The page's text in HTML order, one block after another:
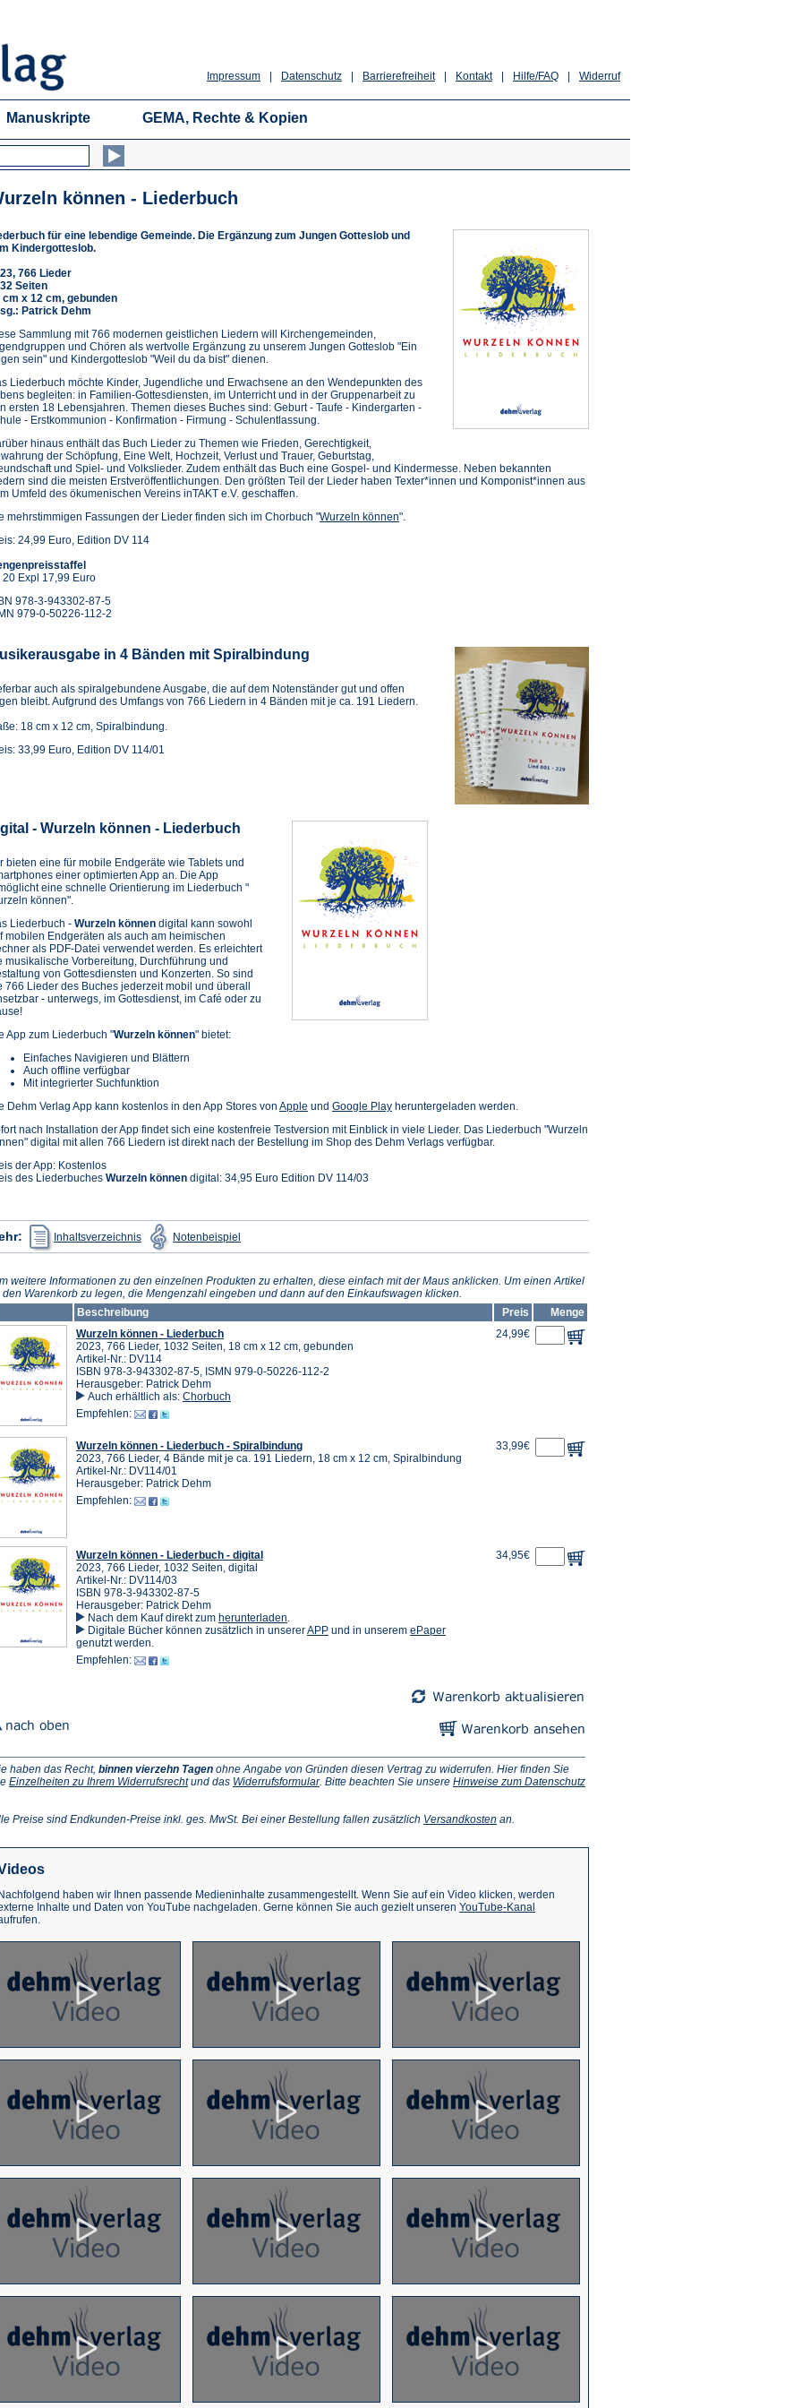
Widerruf
Hilfe/FAQ
Kontakt
Barrierefreiheit
Datenschutz
Impressum
Manuskripte GEMA, Rechte & Kopien
können - Liederbuch
für eine lebendige Gemeinde. Die Ergänzung zum Jungen Gotteslob und
Kindergotteslob.
766 Lieder
Seiten
cm x 12 cm, gebunden
Patrick Dehm
Sammlung mit 766 modernen geistlichen Liedern will Kirchengemeinden,
und Chören als wertvolle Ergänzung zu unserem Jungen Gotteslob "Ein
sein" und Kindergotteslob "Weil du da bist" dienen.
Liederbuch möchte Kinder, Jugendliche und Erwachsene an den Wendepunkten des
begleiten: in Familien-Gottesdiensten, im Unterricht und in der Gruppenarbeit zu
ersten 18 Lebensjahren. Themen dieses Buches sind: Geburt - Taufe - Kindergarten -
- Erstkommunion - Konfirmation - Firmung - Schulentlassung.
hinaus enthält das Buch Lieder zu Themen wie Frieden, Gerechtigkeit,
der Schöpfung, Eine Welt, Hochzeit, Verlust und Trauer, Geburtstag,
und Spiel- und Volkslieder. Zudem enthält das Buch eine Gospel- und Kindermesse. Neben bekannten
sind die meisten Erstveröffentlichungen. Den größten Teil der Lieder haben Texter*innen und Komponist*innen aus
Umfeld des ökumenischen Vereins inTAKT e.V. geschaffen.
mehrstimmigen Fassungen der Lieder finden sich im Chorbuch "Wurzeln können".
24,99 Euro, Edition DV 114
20 Expl 17,99 Euro
978-3-943302-87-5
979-0-50226-112-2
in 4 Bänden mit Spiralbindung
auch als spiralgebundene Ausgabe, die auf dem Notenständer gut und offen
bleibt. Aufgrund des Umfangs von 766 Liedern in 4 Bänden mit je ca. 191 Liedern.
18 cm x 12 cm, Spiralbindung.
33,99 Euro, Edition DV 114/01
- Wurzeln können - Liederbuch
bieten eine für mobile Endgeräte wie Tablets und
einer optimierten App an. Die App
eine schnelle Orientierung im Liederbuch "
können".
Liederbuch - Wurzeln können digital kann sowohl
mobilen Endgeräten als auch am heimischen
als PDF-Datei verwendet werden. Es erleichtert
musikalische Vorbereitung, Durchführung und
von Gottesdiensten und Konzerten. So sind
766 Lieder des Buches jederzeit mobil und überall
- unterwegs, im Gottesdienst, im Café oder zu
App zum Liederbuch "Wurzeln können" bietet:
Einfaches Navigieren und Blättern
Auch offline verfügbar
Mit integrierter Suchfunktion
Dehm Verlag App kann kostenlos in den App Stores von Apple (Öffnet
einem
neuen
und Google Play(Öffnet
einem
neuen
heruntergeladen werden.
nach Installation der App findet sich eine kostenfreie Testversion mit Einblick in viele Lieder. Das Liederbuch "Wurzeln
digital mit allen 766 Liedern ist direkt nach der Bestellung im Shop des Dehm Verlags verfügbar.
der App: Kostenlos
des Liederbuches Wurzeln können digital: 34,95 Euro Edition DV 114/03
Inhaltsverzeichnis
(Öffnet
in
einem
Tab)
Notenbeispiel in
einem
Tab)
weitere Informationen zu den einzelnen Produkten zu erhalten, diese einfach mit der Maus anklicken. Um einen Artikel
den Warenkorb zu legen, die Mengenzahl eingeben und dann auf den Einkaufswagen klicken.
Beschreibung
Preis
Menge
Wurzeln können - Liederbuch
2023, 766 Lieder, 1032 Seiten, 18 cm x 12 cm, gebunden
Artikel-Nr.: DV114
ISBN 978-3-943302-87-5, ISMN 979-0-50226-112-2
Herausgeber: Patrick Dehm
Auch erhältlich als: Chorbuch
Empfehlen:
24,99€
Wurzeln können - Liederbuch - Spiralbindung
2023, 766 Lieder, 4 Bände mit je ca. 191 Liedern, 18 cm x 12 cm, Spiralbindung
Artikel-Nr.: DV114/01
Herausgeber: Patrick Dehm
Empfehlen:
33,99€
Wurzeln können - Liederbuch - digital
2023, 766 Lieder, 1032 Seiten, digital
Artikel-Nr.: DV114/03
ISBN 978-3-943302-87-5
Herausgeber: Patrick Dehm
Nach dem Kauf direkt zum herunterladen
in
.
Digitale Bücher können zusätzlich in unsererAPP(Öffnet
und in unserem ePaper(Öffnet
genutzt werden.
Empfehlen:
34,95€
haben das Recht, binnen vierzehn Tagen ohne Angabe von Gründen diesen Vertrag zu widerrufen. Hier finden Sie
Einzelheiten zu Ihrem Widerrufsrecht(Öffnet
neuen
und das Widerrufsformular(Öffnet
neuen
. Bitte beachten Sie unsere Hinweise zum Datenschutz
Preise sind Endkunden-Preise inkl. ges. MwSt. Bei einer Bestellung fallen zusätzlich Versandkosten (Öffnet
an.
Nachfolgend haben wir Ihnen passende Medieninhalte zusammengestellt. Wenn Sie auf ein Video klicken, werden
Inhalte und Daten von YouTube nachgeladen. Gerne können Sie auch gezielt unseren YouTube-Kanal
neuen